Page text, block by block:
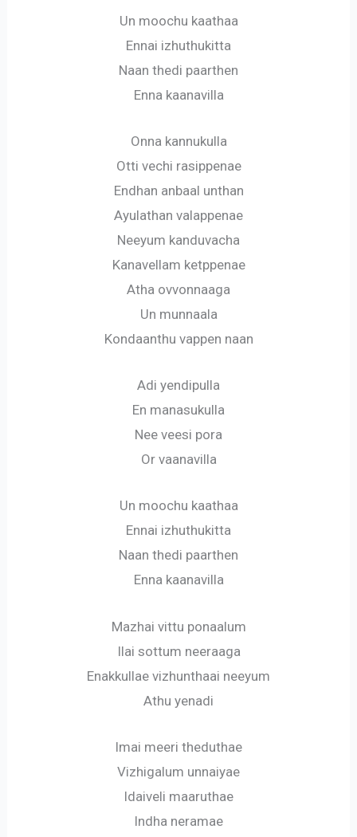
Un moochu kaathaa
Ennai izhuthukitta
Naan thedi paarthen
Enna kaanavilla
Onna kannukulla
Otti vechi rasippenae
Endhan anbaal unthan
Ayulathan valappenae
Neeyum kanduvacha
Kanavellam ketppenae
Atha ovvonnaaga
Un munnaala
Kondaanthu vappen naan
Adi yendipulla
En manasukulla
Nee veesi pora
Or vaanavilla
Un moochu kaathaa
Ennai izhuthukitta
Naan thedi paarthen
Enna kaanavilla
Mazhai vittu ponaalum
Ilai sottum neeraaga
Enakkullae vizhunthaai neeyum
Athu yenadi
Imai meeri theduthae
Vizhigalum unnaiyae
Idaiveli maaruthae
Indha neramae